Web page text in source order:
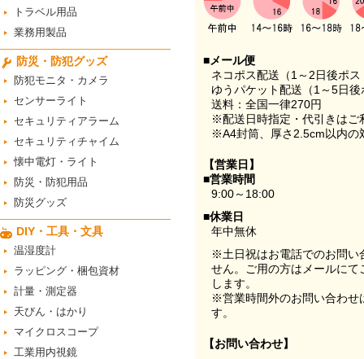
トラベル用品
業務用製品
防災・防犯グッズ
防犯モニタ・カメラ
センサーライト
セキュリティアラーム
セキュリティチャイム
懐中電灯・ライト
防災・防犯用品
防災グッズ
DIY・工具・文具
温湿度計
ラッピング・梱包資材
計量・測定器
天びん・はかり
マイクロスコープ
工業用内視鏡
■メール便
ネコポス配送（1～2日後ポ
ゆうパケット配送（1～5日
送料：全国一律270円
※配送日時指定・代引きはご
※A4封筒、厚さ2.5cm以内の
【営業日】
■営業時間
9:00～18:00
■休業日
年中無休
※土日祝はお電話でのお問い
せん。ご用の方はメールに
します。
※営業時間外のお問い合わせ
す。
【お問い合わせ】